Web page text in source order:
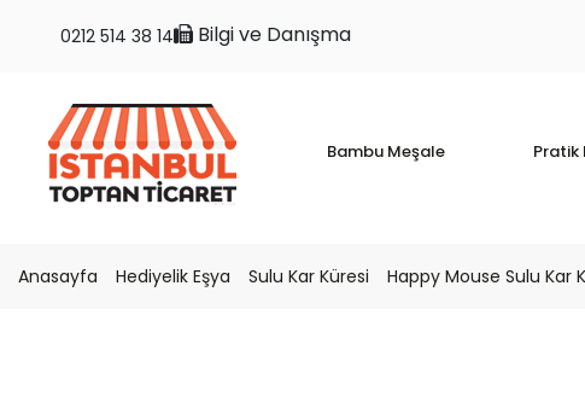
Bilgi ve Danışma
0212 514 38 14
Bambu Meşale Pratik
Anasayfa Hediyelik Eşya Sulu Kar Küresi Happy Mouse Sulu Kar